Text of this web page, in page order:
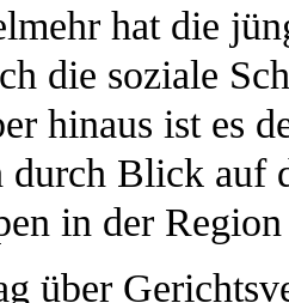
hat die
die soziale
hinaus ist es
Blick auf
in der
über